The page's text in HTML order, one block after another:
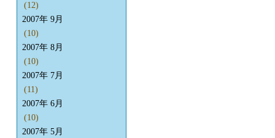
(12)
2007年 9月
(10)
2007年 8月
(10)
2007年 7月
(11)
2007年 6月
(10)
2007年 5月